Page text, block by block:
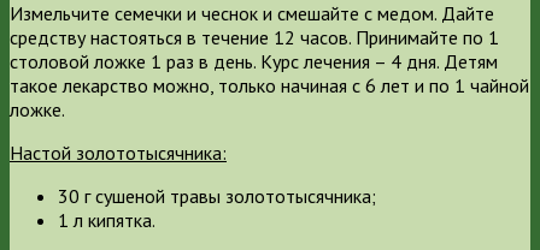
Измельчите семечки и чеснок и смешайте с медом. Дайте
средству настояться в течение 12 часов. Принимайте по 1
столовой ложке 1 раз в день. Курс лечения – 4 дня. Детям
такое лекарство можно, только начиная с 6 лет и по 1 чайной
ложке.
Настой золототысячника:
30 г сушеной травы золототысячника;
1 л кипятка.